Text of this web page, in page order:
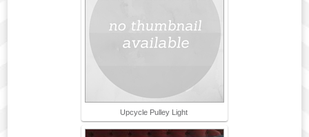
Upcycle Pulley Light